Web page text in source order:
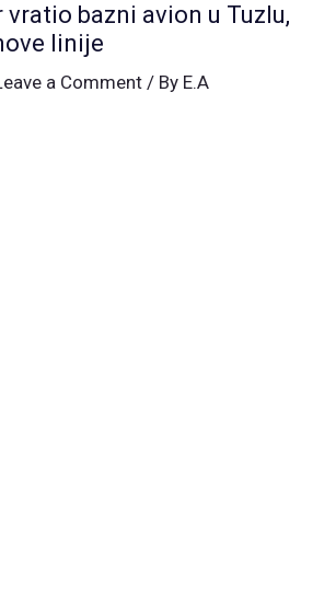
vratio bazni avion u Tuzlu,
linije
a Comment / By E.A